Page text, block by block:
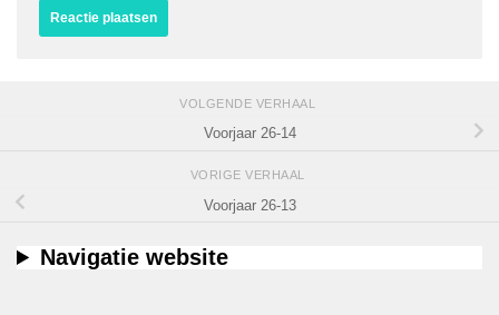
VOLGENDE VERHAAL
Voorjaar 26-14
VORIGE VERHAAL
Voorjaar 26-13
Navigatie website